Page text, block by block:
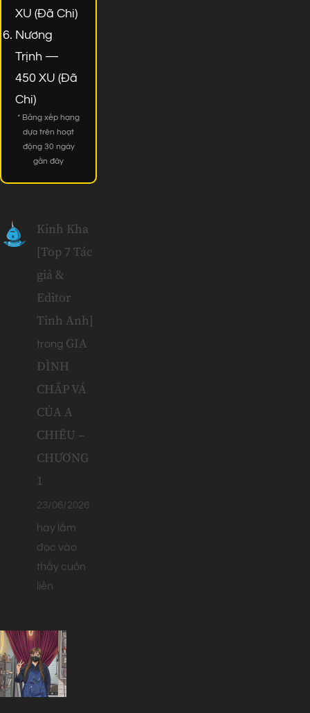
XU (Đã Chi)
Nương
Trịnh —
450 XU (Đã
Chi)
* Bảng xếp hạng
dựa trên hoạt
động 30 ngày
gần đây
Kinh Kha
[Top 7 Tác
giả &
Editor
Tinh Anh]
trong GIA
ĐÌNH
CHẤP VÁ
CỦA A
CHIÊU –
CHƯƠNG
1
23/06/2026
hay lắm
đọc vào
thấy cuốn
liền